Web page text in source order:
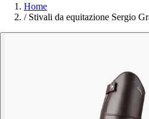
Home
/ Stivali da equitazione Sergio